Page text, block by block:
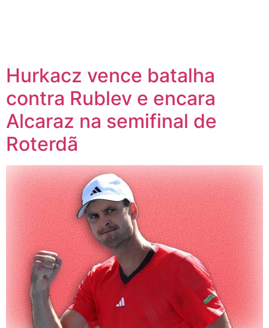
Hurkacz vence batalha
contra Rublev e encara
Alcaraz na semifinal de
Roterdã